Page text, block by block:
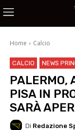
Home Calcio
CALCIO NEWS
PALERMO,
PISA IN
SARÀ
Di Redazione